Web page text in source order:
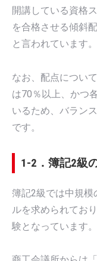
開講している資格
を合格させる傾斜
と言われています。
なお、配点につい
は70％以上、かつ
いるため、バラン
です。
1-2．簿記2級
簿記2級では中規模
ルを求められてお
験となっています。